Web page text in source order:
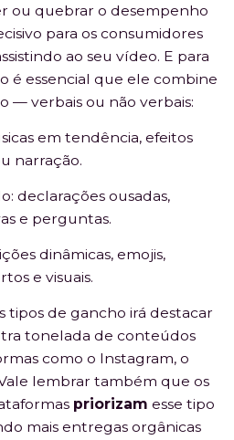
ou quebrar o desempenho
para os consumidores
ao seu vídeo. E para
é essencial que ele combine
— verbais ou não verbais:
em tendência, efeitos
narração.
declarações ousadas,
e perguntas.
dinâmicas, emojis,
e visuais.
tipos de gancho irá destacar
tonelada de conteúdos
como o Instagram, o
lembrar também que os
priorizam esse tipo
mais entregas orgânicas